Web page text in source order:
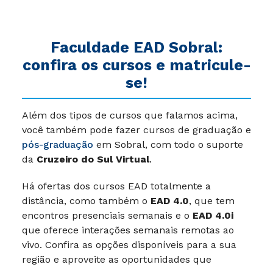
Faculdade EAD Sobral:
confira os cursos e matricule-
se!
Além dos tipos de cursos que falamos acima,
você também pode fazer cursos de graduação e
pós-graduação em Sobral, com todo o suporte
da Cruzeiro do Sul Virtual.
Há ofertas dos cursos EAD totalmente a
distância, como também o EAD 4.0, que tem
encontros presenciais semanais e o EAD 4.0i
que oferece interações semanais remotas ao
vivo. Confira as opções disponíveis para a sua
região e aproveite as oportunidades que